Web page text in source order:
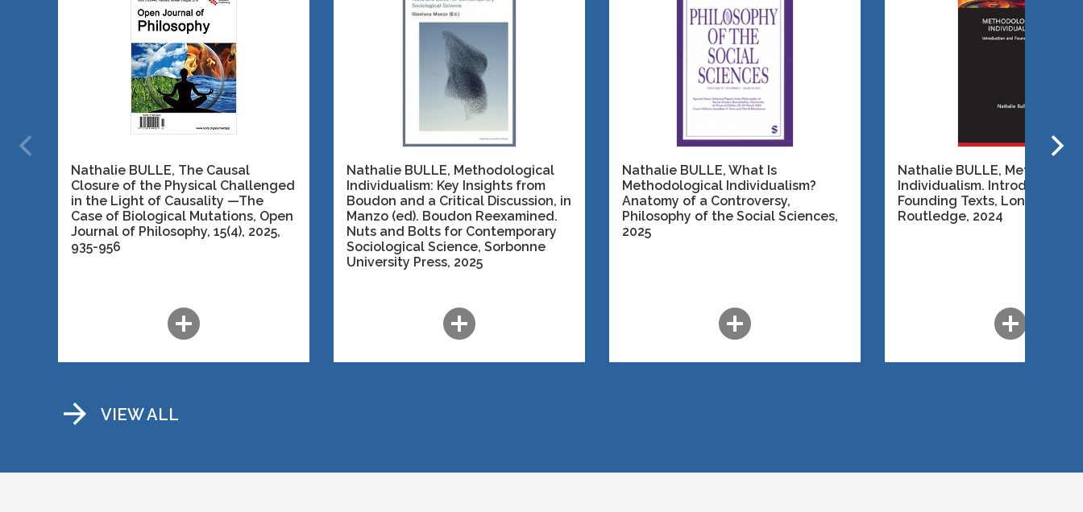
Nathalie BULLE, The Causal
Closure of the Physical Challenged
in the Light of Causality —The
Case of Biological Mutations, Open
Journal of Philosophy, 15(4), 2025,
935-956
add_circle
Nathalie BULLE, Methodological
Individualism: Key Insights from
Boudon and a Critical Discussion, in
Manzo (ed). Boudon Reexamined.
Nuts and Bolts for Contemporary
Sociological Science, Sorbonne
University Press, 2025
add_circle
Nathalie BULLE, What Is
Methodological Individualism?
Anatomy of a Controversy,
Philosophy of the Social Sciences,
2025
add_circle
Nathalie BULLE,
Individualism. Introduction
Founding Texts, London:
Routledge, 2024
add_circle
arrow_forward VIEW ALL